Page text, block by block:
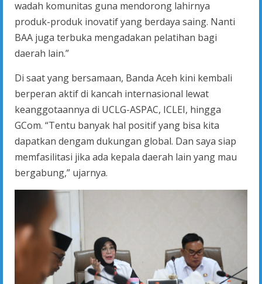
wadah komunitas guna mendorong lahirnya
produk-produk inovatif yang berdaya saing. Nanti
BAA juga terbuka mengadakan pelatihan bagi
daerah lain.”
Di saat yang bersamaan, Banda Aceh kini kembali
berperan aktif di kancah internasional lewat
keanggotaannya di UCLG-ASPAC, ICLEI, hingga
GCom. “Tentu banyak hal positif yang bisa kita
dapatkan dengam dukungan global. Dan saya siap
memfasilitasi jika ada kepala daerah lain yang mau
bergabung,” ujarnya.